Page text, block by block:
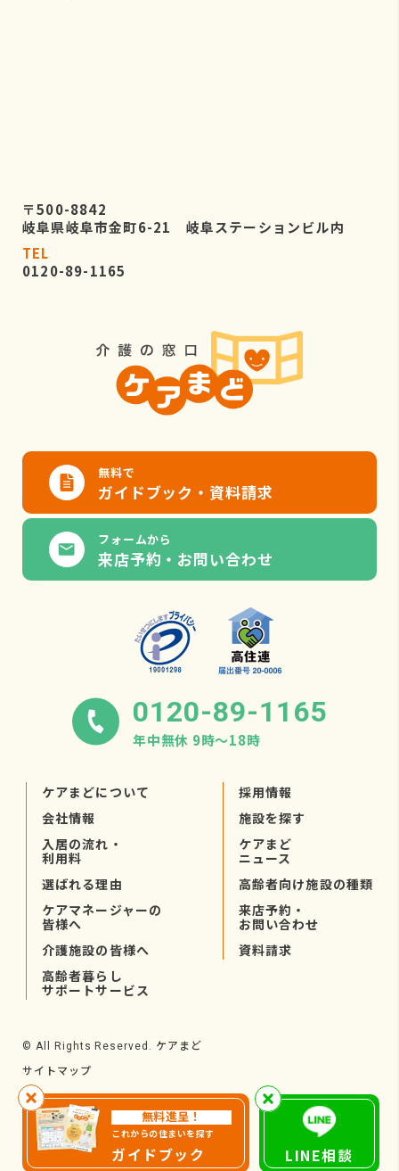
無料進呈！
これからの住まいを探す
ガイドブック LINE相談
〒500-8842
岐阜県岐阜市金町6-21 岐阜ステーションビル内
TEL
0120-89-1165
無料で
ガイドブック・資料請求
フォームから
来店予約・お問い合わせ
0120-89-1165
年中無休 9時〜18時
ケアまどについて
会社情報
入居の流れ・
利用料
選ばれる理由
ケアマネージャーの
皆様へ
介護施設の皆様へ
高齢者暮らし
サポートサービス
採用情報
施設を探す
ケアまど
ニュース
高齢者向け施設の種類
来店予約・
お問い合わせ
資料請求
© All Rights Reserved. ケアまど
サイトマップ